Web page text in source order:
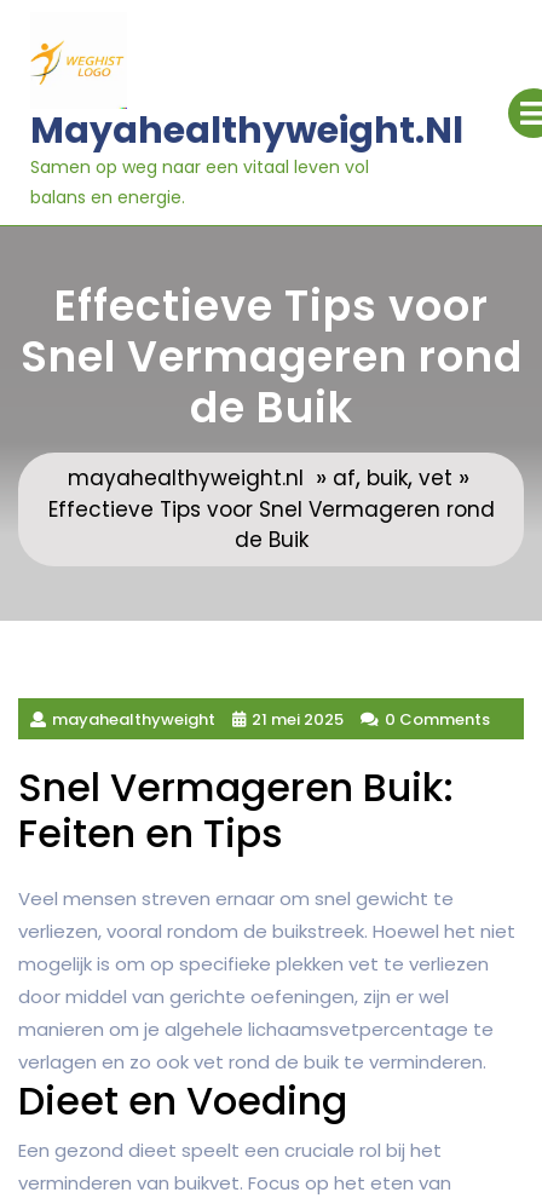
naar
inhoud
Mayahealthyweight.nl
Samen op weg naar een vitaal leven vol
balans en energie.
Effectieve Tips voor
Snel Vermageren rond
de Buik
mayahealthyweight.nl » af, buik, vet »
Effectieve Tips voor Snel Vermageren rond
de Buik
mayahealthyweight 21 mei 2025 0 Comments
Snel Vermageren Buik:
Feiten en Tips
Veel mensen streven ernaar om snel gewicht te
verliezen, vooral rondom de buikstreek. Hoewel het niet
mogelijk is om op specifieke plekken vet te verliezen
door middel van gerichte oefeningen, zijn er wel
manieren om je algehele lichaamsvetpercentage te
verlagen en zo ook vet rond de buik te verminderen.
Dieet en Voeding
Een gezond dieet speelt een cruciale rol bij het
verminderen van buikvet. Focus op het eten van